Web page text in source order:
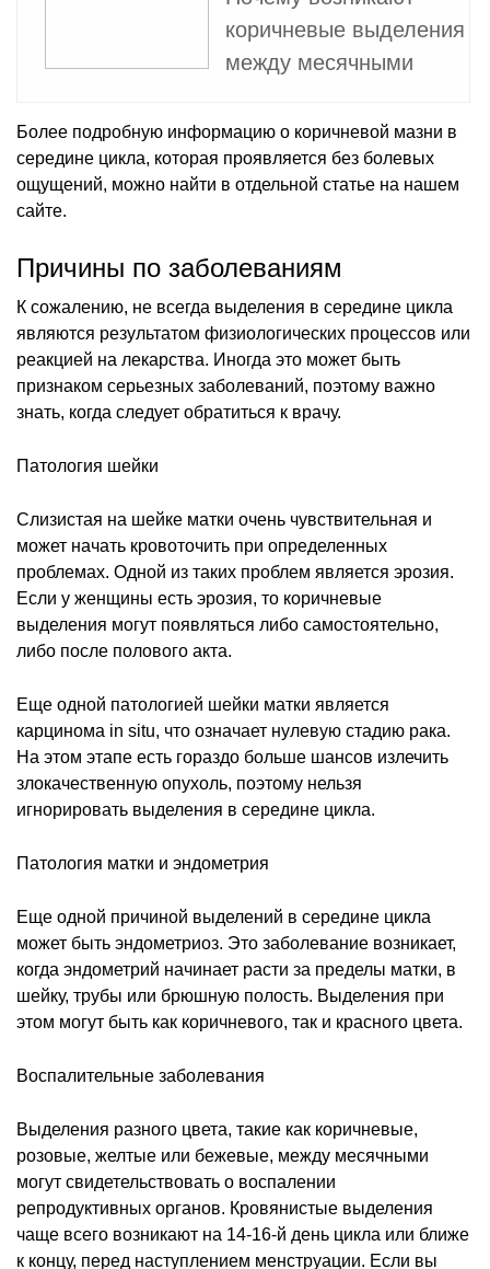
коричневые выделения
между месячными
Более подробную информацию о коричневой мазни в
середине цикла, которая проявляется без болевых
ощущений, можно найти в отдельной статье на нашем
сайте.
Причины по заболеваниям
К сожалению, не всегда выделения в середине цикла
являются результатом физиологических процессов или
реакцией на лекарства. Иногда это может быть
признаком серьезных заболеваний, поэтому важно
знать, когда следует обратиться к врачу.
Патология шейки
Слизистая на шейке матки очень чувствительная и
может начать кровоточить при определенных
проблемах. Одной из таких проблем является эрозия.
Если у женщины есть эрозия, то коричневые
выделения могут появляться либо самостоятельно,
либо после полового акта.
Еще одной патологией шейки матки является
карцинома in situ, что означает нулевую стадию рака.
На этом этапе есть гораздо больше шансов излечить
злокачественную опухоль, поэтому нельзя
игнорировать выделения в середине цикла.
Патология матки и эндометрия
Еще одной причиной выделений в середине цикла
может быть эндометриоз. Это заболевание возникает,
когда эндометрий начинает расти за пределы матки, в
шейку, трубы или брюшную полость. Выделения при
этом могут быть как коричневого, так и красного цвета.
Воспалительные заболевания
Выделения разного цвета, такие как коричневые,
розовые, желтые или бежевые, между месячными
могут свидетельствовать о воспалении
репродуктивных органов. Кровянистые выделения
чаще всего возникают на 14-16-й день цикла или ближе
к концу, перед наступлением менструации. Если вы